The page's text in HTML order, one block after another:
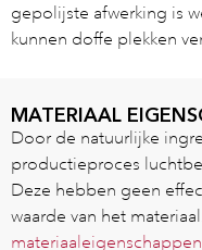
gepolijste afwerking is
kunnen doffe plekken
MATERIAAL
Door de natuurlijke
productieproces
Deze hebben geen
waarde van het
materiaaleigenschappen